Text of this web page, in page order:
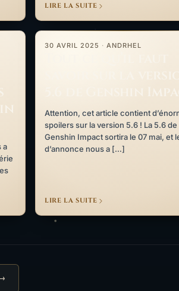
LIRE LA SUITE
a
de l’élu(e) des dragons », suite et fin !
30 AVRIL 2025 · ANDRHEL
Attention, cet article contient
spoilers sur la version 5.6 ! La 5.6 de
Genshin Impact sortira le 07 mai, et
d’annonce nous a […]
LIRE LA SUITE
Tout ce qu’il faut savoir sur la